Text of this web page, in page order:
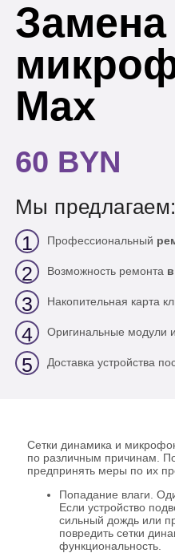
Замена
Max
60 BYN
Мы предлагаем:
1
Профессиональный
2 Возможность ремонта
3 Накопительная карта
4 Оригинальные модули
5 Доставка устройства
Сетки динамика и
по различным причинам.
предпринять меры по их
Попадание влаги.
Если устройство
сильный дождь или
повредить сетки
функциональность.